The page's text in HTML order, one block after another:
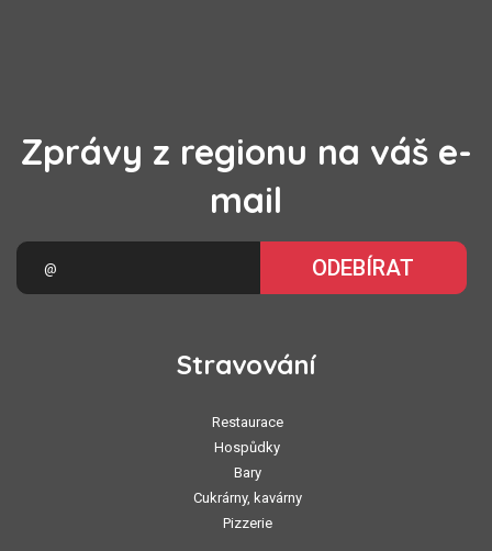
Zprávy z regionu na váš e-
mail
ODEBÍRAT
Stravování
Restaurace
Hospůdky
Bary
Cukrárny, kavárny
Pizzerie